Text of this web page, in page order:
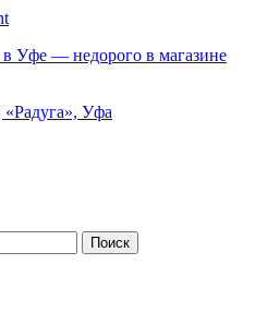
Уфе — недорого в магазине
Уфа